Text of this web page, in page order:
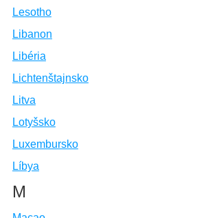
Lesotho
Libanon
Libéria
Lichtenštajnsko
Litva
Lotyšsko
Luxembursko
Líbya
M